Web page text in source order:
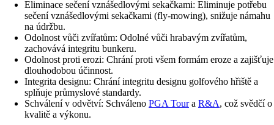
Eliminace sečení vznášedlovými sekačkami: Eliminuje potřebu
sečení vznášedlovými sekačkami (fly-mowing), snižuje námahu
na údržbu.
Odolnost vůči zvířatům: Odolné vůči hrabavým zvířatům,
zachovává integritu bunkeru.
Odolnost proti erozi: Chrání proti všem formám eroze a zajišťuje
dlouhodobou účinnost.
Integrita designu: Chrání integritu designu golfového hřiště a
splňuje průmyslové standardy.
Schválení v odvětví: Schváleno PGA Toura R&A, což svědčí o
kvalitě a výkonu.